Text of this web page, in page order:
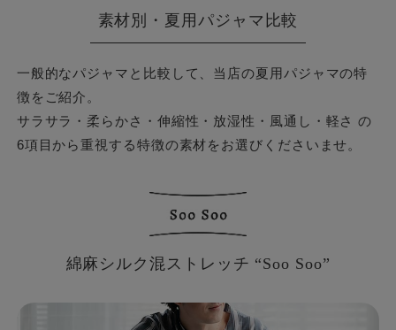
素材別・夏用パジャマ比較
一般的なパジャマと比較して、当店の夏用パジャマの特
徴をご紹介。
サラサラ・柔らかさ・伸縮性・放湿性・風通し・軽さ の
6項目から重視する特徴の素材をお選びくださいませ。
綿麻シルク混ストレッチ “Soo Soo”